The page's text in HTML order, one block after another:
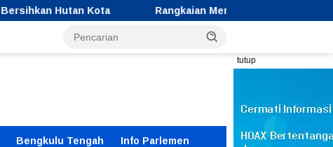
Rangkaian Memeriahkan Peringatan HUT Kemerdekaan RI
tutup
Bengkulu Tengah Info Parlemen